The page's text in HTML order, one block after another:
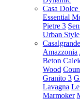
Casa Dolce
Essential
Pietre 3
Urban Style
Amazzonia
Beton
Wood
Granito 3
Lavagna
Marmoker